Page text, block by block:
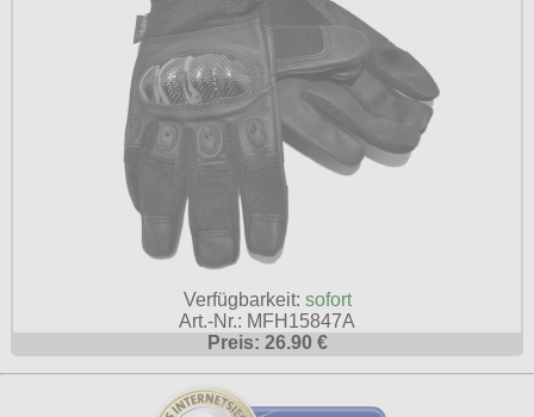
Verfügbarkeit: sofort
Art.-Nr.: MFH15847A
Preis: 26.90 €